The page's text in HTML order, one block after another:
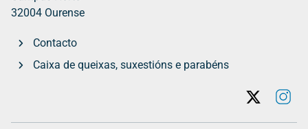
32004 Ourense
Contacto
Caixa de queixas, suxestións e parabéns
Twitter